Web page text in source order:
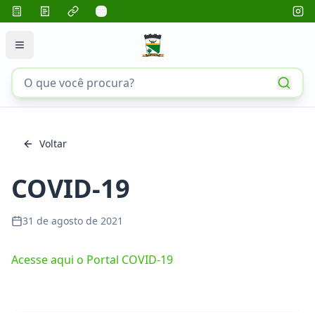
Voltar
COVID-19
31 de agosto de 2021
Acesse aqui o Portal COVID-19